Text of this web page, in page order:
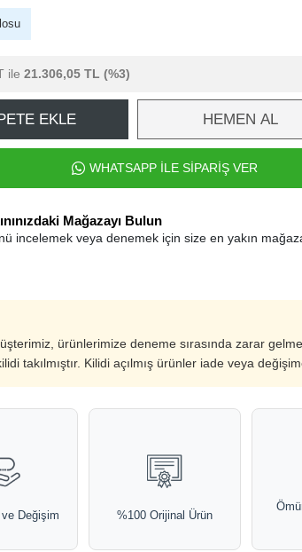
ile 21.306,05 TL (%3)
EKLE HEMEN AL
WHATSAPP İLE SİPARİŞ VER
Mağazayı Bulun
incelemek veya denemek için size en yakın
ürünlerimize deneme sırasında zarar
takılmıştır. Kilidi açılmış ürünler iade veya
Değişim %100 Orijinal Ürün